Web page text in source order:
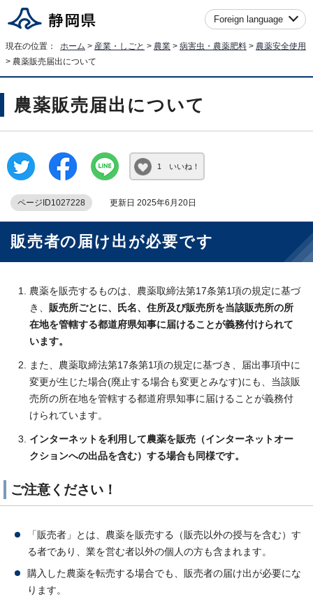
Foreign language
現在の位置： ホーム > 産業・しごと > 農業 > 病害虫・農薬肥料 > 農薬安全使用
> 農薬販売届出について
農薬販売届出について
1 いいね！
ページID1027228 更新日 2025年6月20日
販売者の届け出が必要です
農薬を販売するものは、農薬取締法第17条第1項の規定に基づ
き、 販売所ごとに、氏名、住所及び販売所を当該販売所の所
在地を管轄する都道府県知事に届けることが義務付けられて
います。
また、農薬取締法第17条第1項の規定に基づき、届出事項中に
変更が生じた場合(廃止する場合も変更とみなす)にも、当該販
売所の所在地を管轄する都道府県知事に届けることが義務付
けられています。
インターネットを利用して農薬を販売（インターネットオー
クションへの出品を含む）する場合も同様です。
ご注意ください！
「販売者」とは、農薬を販売する（販売以外の授与を含む）す
る者であり、業を営む者以外の個人の方も含まれます。
購入した農薬を転売する場合でも、販売者の届け出が必要にな
ります。